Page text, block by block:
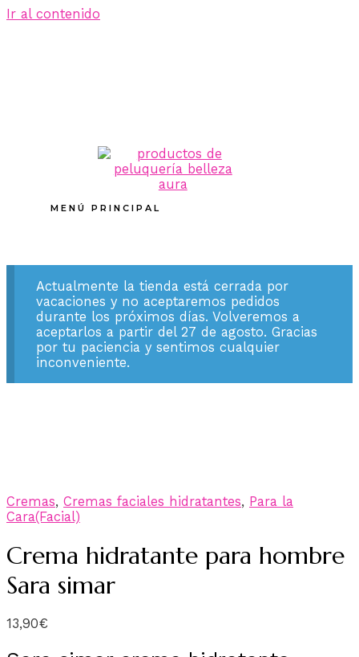
Ir al contenido
MENÚ PRINCIPAL
Actualmente la tienda está cerrada por
vacaciones y no aceptaremos pedidos
durante los próximos días. Volveremos a
aceptarlos a partir del 27 de agosto. Gracias
por tu paciencia y sentimos cualquier
inconveniente.
Cremas, Cremas faciales hidratantes, Para la
Cara(Facial)
Crema hidratante para hombre
Sara simar
13,90€